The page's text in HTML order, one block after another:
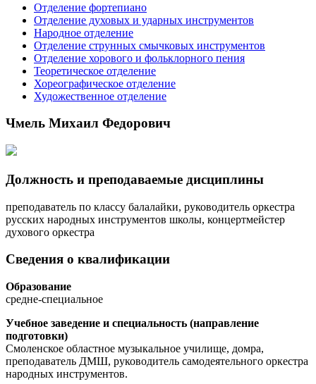
Отделение фортепиано
Отделение духовых и ударных инструментов
Народное отделение
Отделение струнных смычковых инструментов
Отделение хорового и фольклорного пения
Теоретическое отделение
Хореографическое отделение
Художественное отделение
Чмель Михаил Федорович
Должность и преподаваемые дисциплины
преподаватель по классу балалайки, руководитель оркестра
русских народных инструментов школы, концертмейстер
духового оркестра
Сведения о квалификации
Образование
средне-специальное
Учебное заведение и cпециальность (направление
подготовки)
Смоленское областное музыкальное училище, домра,
преподаватель ДМШ, руководитель самодеятельного оркестра
народных инструментов.